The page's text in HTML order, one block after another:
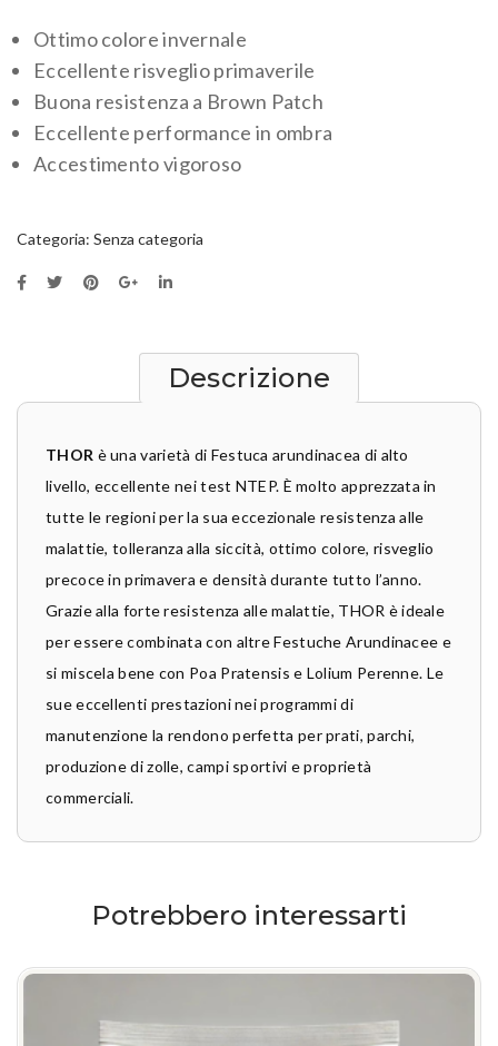
Ottimo colore invernale
Eccellente risveglio primaverile
Buona resistenza a Brown Patch
Eccellente performance in ombra
Accestimento vigoroso
Categoria: Senza categoria
Descrizione
THOR è una varietà di Festuca arundinacea di alto
livello, eccellente nei test NTEP. È molto apprezzata in
tutte le regioni per la sua eccezionale resistenza alle
malattie, tolleranza alla siccità, ottimo colore, risveglio
precoce in primavera e densità durante tutto l’anno.
Grazie alla forte resistenza alle malattie, THOR è ideale
per essere combinata con altre Festuche Arundinacee e
si miscela bene con Poa Pratensis e Lolium Perenne. Le
sue eccellenti prestazioni nei programmi di
manutenzione la rendono perfetta per prati, parchi,
produzione di zolle, campi sportivi e proprietà
commerciali.
Potrebbero interessarti